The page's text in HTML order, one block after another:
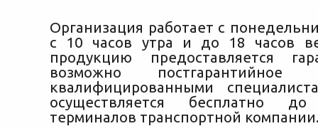
Организация работает с
с 10 часов утра и до 18 часов
продукцию предоставляется
возможно постгарантийное
квалифицированными
осуществляется бесплатно
терминалов транспортной